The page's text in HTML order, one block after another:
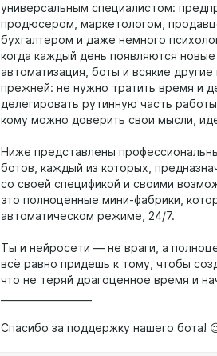
универсальным специалистом:
продюсером, маркетологом,
бухгалтером и даже немного
когда каждый день появляются новые
автоматизация, боты и всякие
прежней: не нужно тратить время и
делегировать рутинную часть
кому можно доверить свои мысли,
Ниже представлены
ботов, каждый из которых,
со своей спецификой и своими
это полноценные мини-фабрики,
автоматическом режиме, 24/7.
Ты и нейросети — не враги, а
всё равно придешь к тому, чтобы
что не теряй драгоценное время и
Спасибо за поддержку нашего бота!